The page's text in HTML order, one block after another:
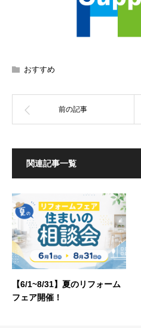
おすすめ
関連記事一覧
【6/1~8/31】夏のリフォーム
フェア開催！